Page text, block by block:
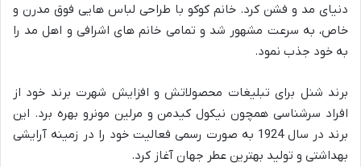
دنیای مد و فشن کرد. خانم کوکو با طراحی لباس هایی فوق مدرن و
خاص، به سرعت مشهور شد و تمامی خانم های اشرافی و اهل مد را
به خود جذب نمود.
برند شنل برای تبلیغات محصولاتش و افزایش شهرت برند خود از
افراد سرشناسی همچون نیکول کیدمن و مرلین مونرو بهره برد. این
برند در سال 1924 به صورت رسمی فعالیت خود را در زمینه آرایشی
بهداشتی و تولید بهترین عطر جهان آغاز کرد.